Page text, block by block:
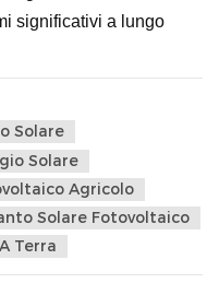
significativi a lungo
Solare
Solare
Agricolo
Solare Fotovoltaico
Terra